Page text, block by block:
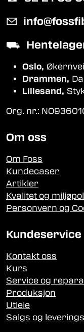
✉
⛟
Oslo,
Drammen,
Lillesand,
Org. nr.:
Om oss
Om Foss
Kundecaser
Artikler
Kvalitet og
Personvern og
Kundeservice
Kontakt oss
Kurs
Service og
Produksjon
Utleie
Salgs og